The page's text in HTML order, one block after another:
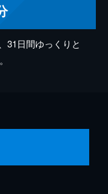
31日間ゆっくりと